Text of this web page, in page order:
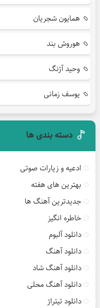
همایون شجریان
هوروش بند
وحید آژنگ
یوسف زمانی
دسته بندی ها
ادعیه و زیارات صوتی
بهترین های هفته
جدیدترین آهنگ ها
خاطره انگیز
دانلود آلبوم
دانلود آهنگ
دانلود آهنگ شاد
دانلود آهنگ محلی
دانلود تیتراژ